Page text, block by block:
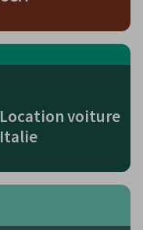
Location voiture
Italie